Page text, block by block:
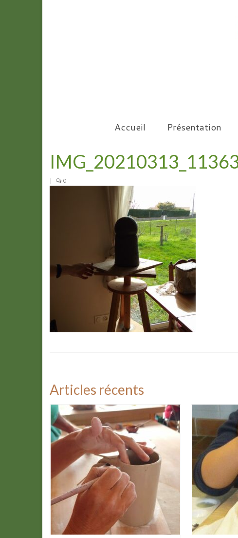
Accueil Présentation
| 0
Articles récents